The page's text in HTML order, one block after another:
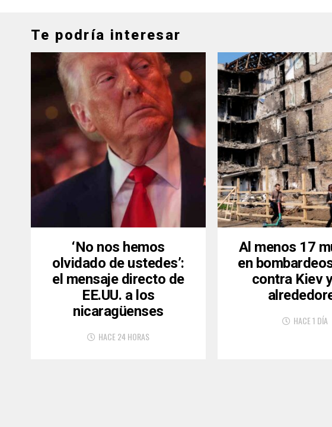
Te podría interesar
‘No nos hemos
olvidado de ustedes’:
el mensaje directo de
EE.UU. a los
nicaragüenses
HACE 24 HORAS
Al menos 17
en
contra Kiev
HACE 1 DÍA